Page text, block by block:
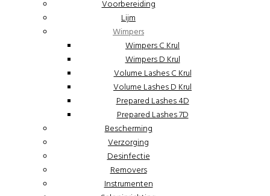
Voorbereiding
Lijm
Wimpers
Wimpers C Krul
Wimpers D Krul
Volume Lashes C Krul
Volume Lashes D Krul
Prepared Lashes 4D
Prepared Lashes 7D
Bescherming
Verzorging
Desinfectie
Removers
Instrumenten